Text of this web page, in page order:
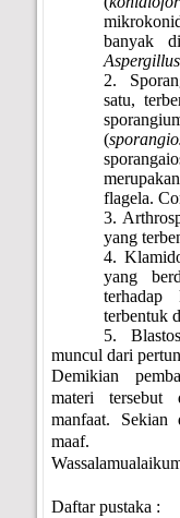
banyak
2.
satu,
(
flagela.
3.
yang
4.
yang
terbentuk
5.
muncul dari
Demikian
materi tersebut
manfaat. Sekian
maaf.
Daftar pustaka :